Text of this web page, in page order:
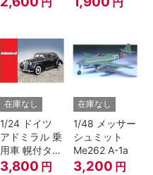
在庫なし
1/24 ドイツ
アドミラル 乗
用車 幌付タイ
プ
3,800 円
在庫なし
1/48 メッサー
シュミット
Me262 A-1a
3,200 円